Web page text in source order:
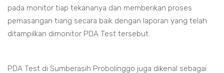
pada monitor tiap tekananya dan memberikan proses
pemasangan tiang secara baik dengan laporan yang telah
ditampilkan dimonitor PDA Test tersebut.
PDA Test di Sumberasih Probolinggo juga dikenal sebagai